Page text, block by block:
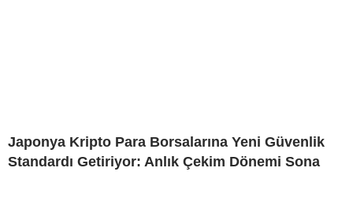
Japonya Kripto Para Borsalarına Yeni Güvenlik
Standardı Getiriyor: Anlık Çekim Dönemi Sona